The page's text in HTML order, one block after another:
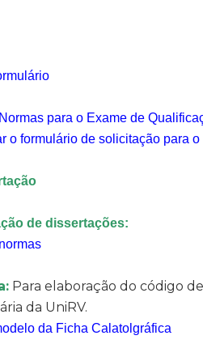
para o Exame de
o formulário de solicitação para
de dissertações:
Para elaboração do código
da UniRV.
da Ficha Calatolgráfica